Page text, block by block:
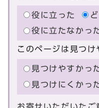
役に立った
役に立たなかっ
このページは見つけ
見つけやすかっ
見つけにくかっ
お寄せいただいたご